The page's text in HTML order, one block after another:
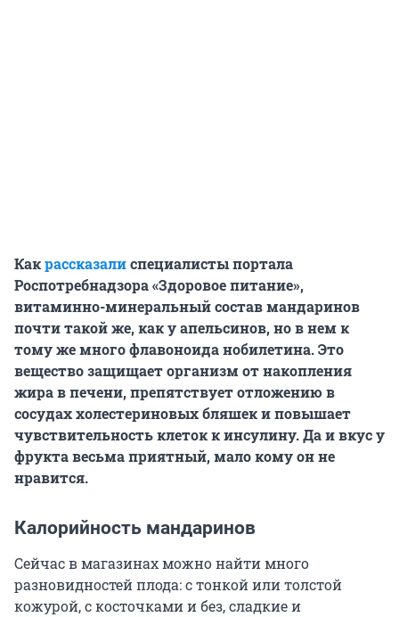
Какрассказалиспециалисты портала
Роспотребнадзора «Здоровое питание»,
витаминно-минеральный состав мандаринов
почти такой же, как у апельсинов, но в нем к
тому же много флавоноида нобилетина. Это
вещество защищает организм от накопления
жира в печени, препятствует отложению в
сосудах холестериновых бляшек и повышает
чувствительность клеток к инсулину. Да и вкус у
фрукта весьма приятный, мало кому он не
нравится.
Калорийность мандаринов
Сейчас в магазинах можно найти много
разновидностей плода: с тонкой или толстой
кожурой, с косточками и без, сладкие и